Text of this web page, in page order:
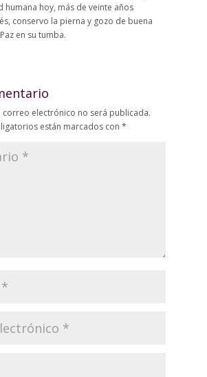
humana hoy, más de veinte años
conservo la pierna y gozo de buena
en su tumba.
correo electrónico no será publicada.
están marcados con *